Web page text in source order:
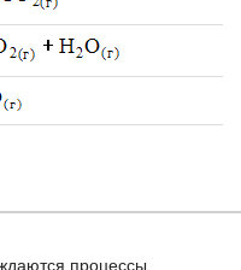
процессы,